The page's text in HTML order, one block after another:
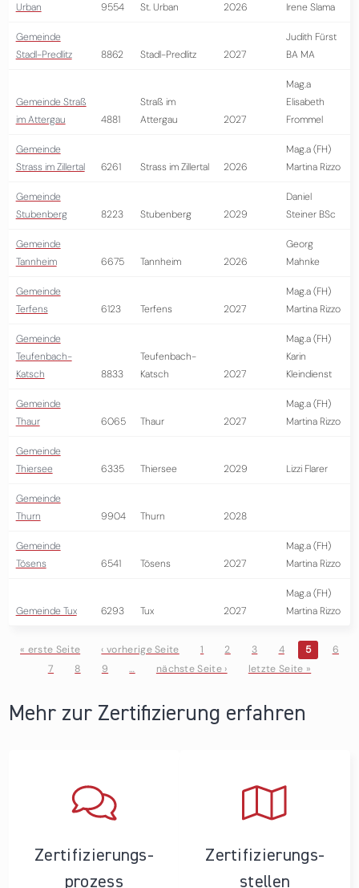
Urban
9554 St. Urban 2026 Irene Slama
Gemeinde
Stadl-Predlitz
8862 Stadl-Predlitz 2027
Judith Fürst
BA MA
Gemeinde Straß
im Attergau
4881
Straß im
Attergau
2027
Mag.a
Elisabeth
Frommel
Gemeinde
Strass im Zillertal
6261 Strass im Zillertal 2026
Mag.a (FH)
Martina Rizzo
Gemeinde
Stubenberg
8223 Stubenberg 2029
Daniel
Steiner BSc
Gemeinde
Tannheim
6675 Tannheim 2026
Georg
Mahnke
Gemeinde
Terfens
6123 Terfens 2027
Mag.a (FH)
Martina Rizzo
Gemeinde
Teufenbach-
Katsch
8833
Teufenbach-
Katsch
2027
Mag.a (FH)
Karin
Kleindienst
Gemeinde
Thaur
6065 Thaur 2027
Mag.a (FH)
Martina Rizzo
Gemeinde
Thiersee
6335 Thiersee 2029 Lizzi Flarer
Gemeinde
Thurn
9904 Thurn 2028
Gemeinde
Tösens
6541 Tösens 2027
Mag.a (FH)
Martina Rizzo
Gemeinde Tux 6293 Tux 2027
Mag.a (FH)
Martina Rizzo
Seiten
« erste Seite ‹ vorherige Seite 1 2 3 4 5
6
7
8 9 … nächste Seite › letzte Seite »
Mehr zur Zertifizierung erfahren
Zertifizierungs­
prozess
Zertifizierungs­
stellen